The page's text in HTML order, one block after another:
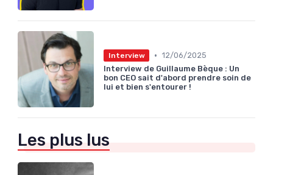
Interview • 12/06/2025
Interview de Guillaume Bèque : Un
bon CEO sait d'abord prendre soin de
lui et bien s'entourer !
Les plus lus